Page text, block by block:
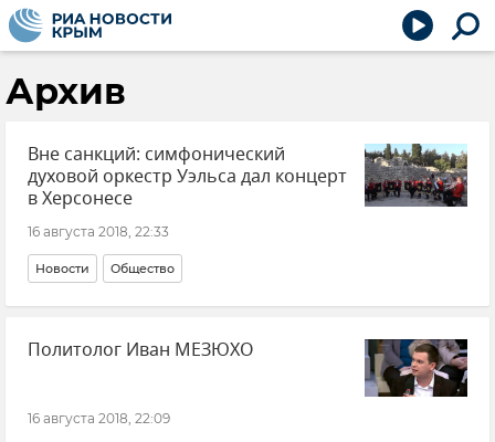
Архив
Вне санкций: симфонический
духовой оркестр Уэльса дал концерт
в Херсонесе
16 августа 2018, 22:33
Новости Общество
Политолог Иван МЕЗЮХО
16 августа 2018, 22:09